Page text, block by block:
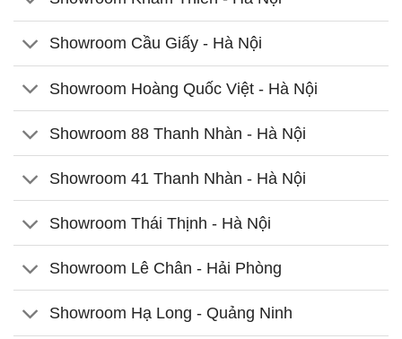
Showroom Cầu Giấy - Hà Nội
Showroom Hoàng Quốc Việt - Hà Nội
Showroom 88 Thanh Nhàn - Hà Nội
Showroom 41 Thanh Nhàn - Hà Nội
Showroom Thái Thịnh - Hà Nội
Showroom Lê Chân - Hải Phòng
Showroom Hạ Long - Quảng Ninh